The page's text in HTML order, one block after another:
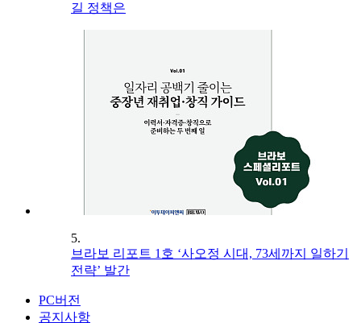
길 정책은
5.
브라보 리포트 1호 ‘사오정 시대, 73세까지 일하기
전략’ 발간
PC버전
공지사항